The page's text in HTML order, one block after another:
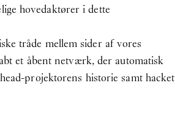
hovedaktører i dette
tråde mellem sider af vores
et åbent netværk, der automatisk
projektorens historie samt hacket